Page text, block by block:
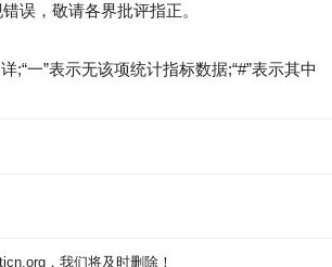
误，敬请各界批评指正。
一”表示无该项统计指标数据;“#”表示其中
，我们将及时删除！